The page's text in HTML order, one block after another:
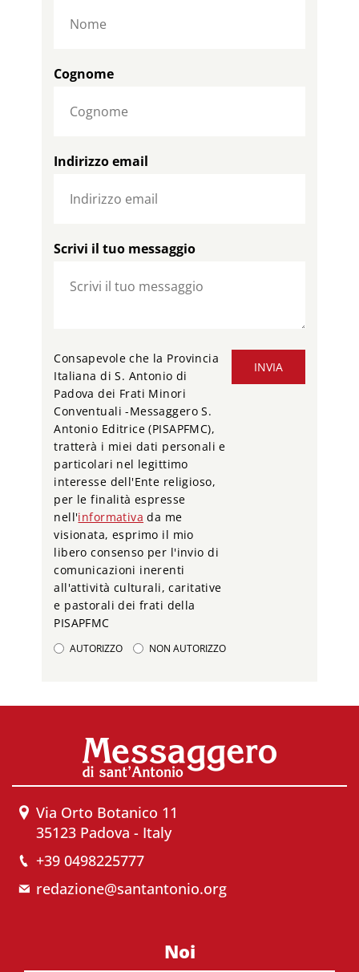
Cognome
Indirizzo email
Scrivi il tuo messaggio
INVIA
Consapevole che la Provincia
Italiana di S. Antonio di
Padova dei Frati Minori
Conventuali -Messaggero S.
Antonio Editrice (PISAPFMC),
tratterà i miei dati personali e
particolari nel legittimo
interesse dell'Ente religioso,
per le finalità espresse
nell'informativa da me
visionata, esprimo il mio
libero consenso per l'invio di
comunicazioni inerenti
all'attività culturali, caritative
e pastorali dei frati della
PISAPFMC
AUTORIZZO NON AUTORIZZO
Via Orto Botanico 11
35123 Padova - Italy
+39 0498225777
redazione@santantonio.org
Noi